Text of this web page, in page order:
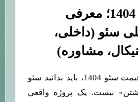
قیمت سئو 1404؛ معرفی
سئو (داخلی،
مشاوره)
برای درک بهتر قیمت سئو 1404، باید بدانید سئو
نیست. یک پروژه واقعی